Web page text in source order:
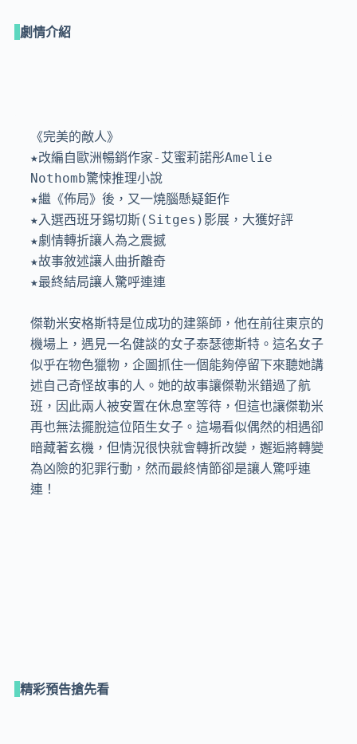
劇情介紹
《完美的敵人》
★改編自歐洲暢銷作家-艾蜜莉諾彤Amelie
Nothomb驚悚推理小說
★繼《佈局》後，又一燒腦懸疑鉅作
★入選西班牙錫切斯(Sitges)影展，大獲好評
★劇情轉折讓人為之震撼
★故事敘述讓人曲折離奇
★最終結局讓人驚呼連連
傑勒米安格斯特是位成功的建築師，他在前往東京的
機場上，遇見一名健談的女子泰瑟德斯特。這名女子
似乎在物色獵物，企圖抓住一個能夠停留下來聽她講
述自己奇怪故事的人。她的故事讓傑勒米錯過了航
班，因此兩人被安置在休息室等待，但這也讓傑勒米
再也無法擺脫這位陌生女子。這場看似偶然的相遇卻
暗藏著玄機，但情況很快就會轉折改變，邂逅將轉變
為凶險的犯罪行動，然而最終情節卻是讓人驚呼連
連！
精彩預告搶先看